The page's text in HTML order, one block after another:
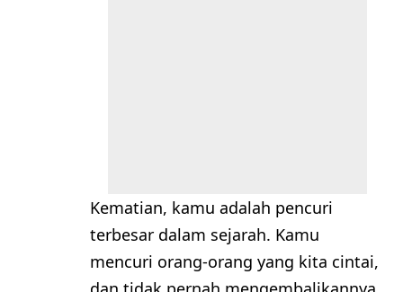
Kematian, kamu adalah pencuri
terbesar dalam sejarah. Kamu
mencuri orang-orang yang kita cintai,